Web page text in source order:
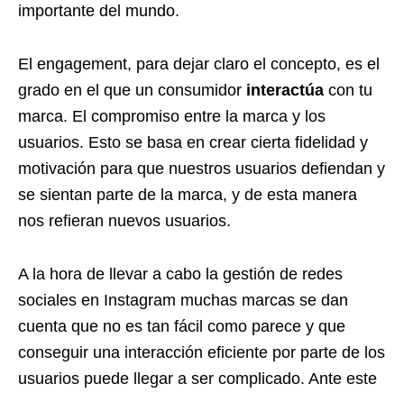
importante del mundo.
El engagement, para dejar claro el concepto, es el
grado en el que un consumidor interactúa con tu
marca. El compromiso entre la marca y los
usuarios. Esto se basa en crear cierta fidelidad y
motivación para que nuestros usuarios defiendan y
se sientan parte de la marca, y de esta manera
nos refieran nuevos usuarios.
A la hora de llevar a cabo la gestión de redes
sociales en Instagram muchas marcas se dan
cuenta que no es tan fácil como parece y que
conseguir una interacción eficiente por parte de los
usuarios puede llegar a ser complicado. Ante este